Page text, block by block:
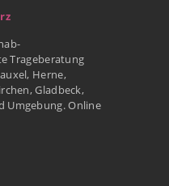
Trageberatung
Herne,
Gladbeck,
Umgebung. Online